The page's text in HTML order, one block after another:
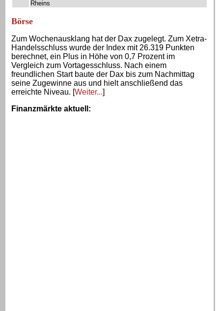
Rheins
Börse
Zum Wochenausklang hat der Dax zugelegt. Zum Xetra-
Handelsschluss wurde der Index mit 26.319 Punkten
berechnet, ein Plus in Höhe von 0,7 Prozent im
Vergleich zum Vortagesschluss. Nach einem
freundlichen Start baute der Dax bis zum Nachmittag
seine Zugewinne aus und hielt anschließend das
erreichte Niveau. [Weiter...]
Finanzmärkte aktuell :